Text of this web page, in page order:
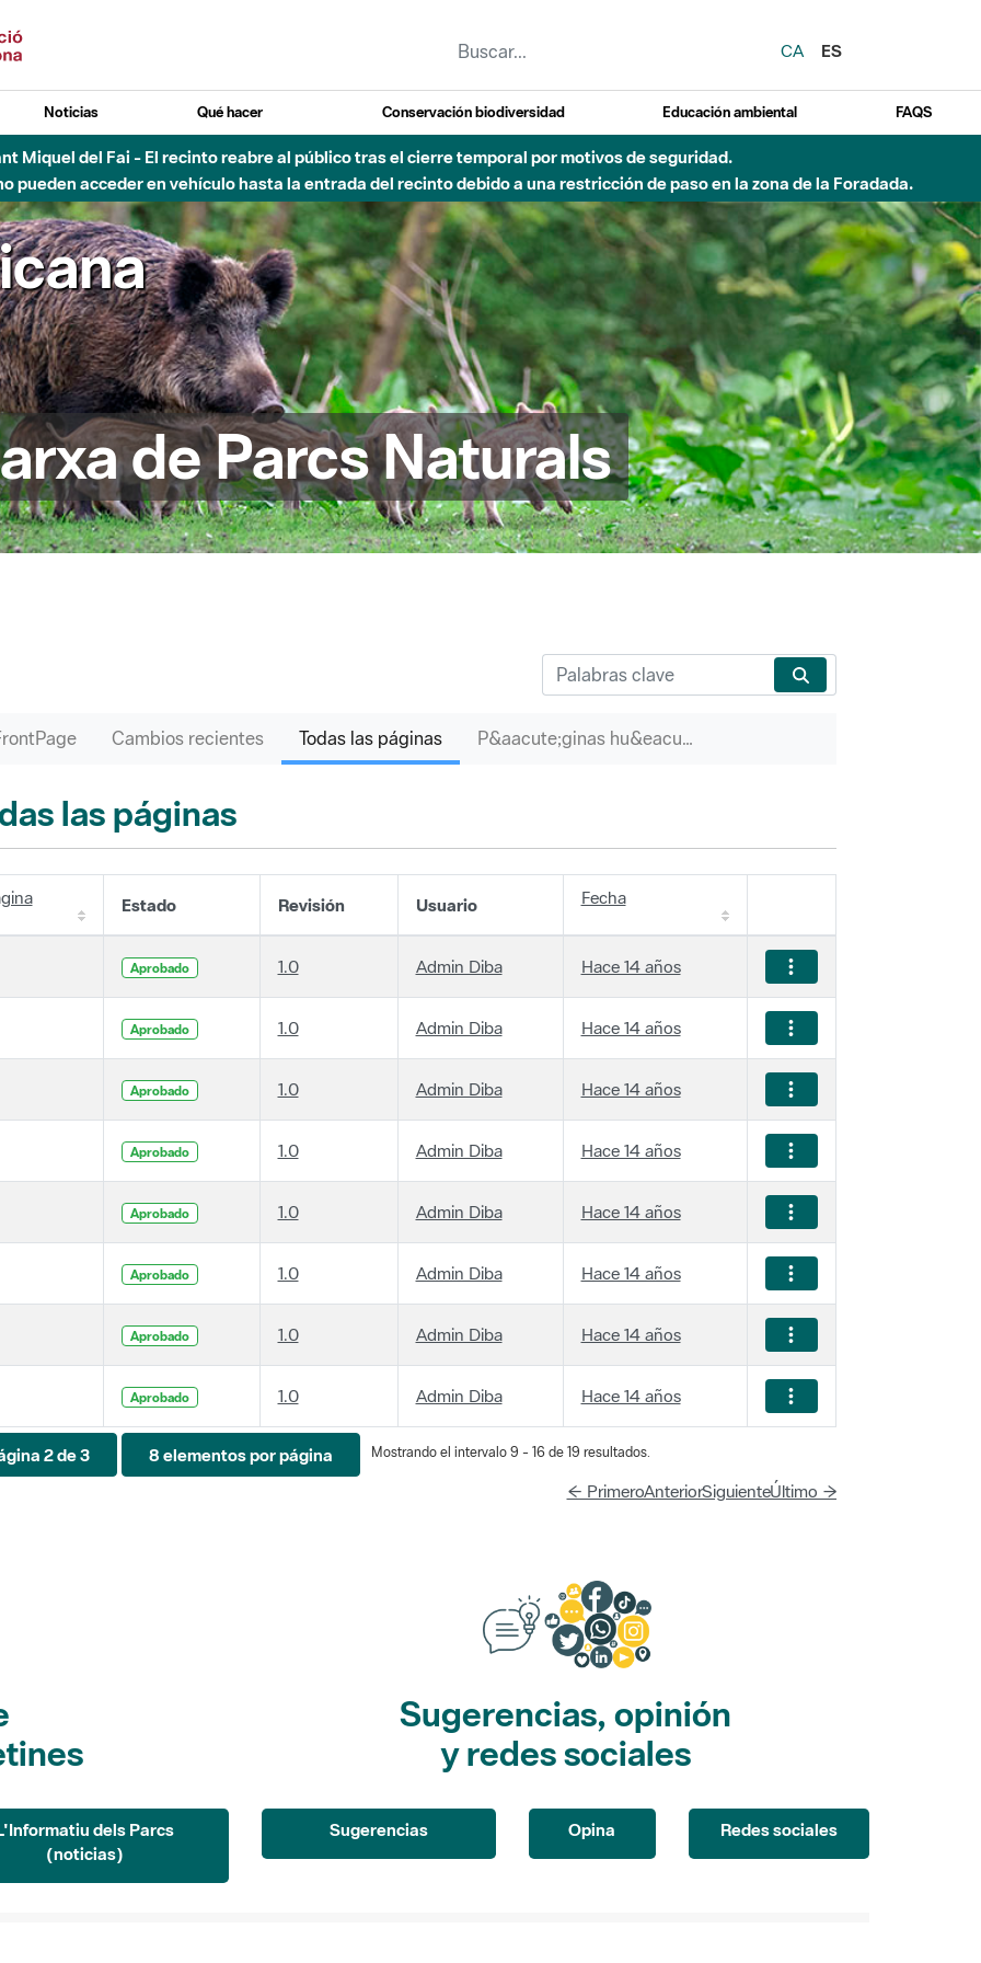
CA
ES
Noticias Qué hacer Conservación biodiversidad Educación ambiental FAQS
Miquel del Fai - El recinto reabre al público tras el cierre temporal por motivos de seguridad.
pueden acceder en vehículo hasta la entrada del recinto debido a una restricción de paso en la zona de la Foradada.
de Parcs Naturals
Cambios recientes Todas las páginas P&aacute;ginas hu&eacute;rfanas
las páginas
Estado Revisión Usuario Fecha
Aprobado 1.0 Admin Diba Hace 14 años
Aprobado 1.0 Admin Diba Hace 14 años
Aprobado 1.0 Admin Diba Hace 14 años
Aprobado 1.0 Admin Diba Hace 14 años
Aprobado 1.0 Admin Diba Hace 14 años
Aprobado 1.0 Admin Diba Hace 14 años
Aprobado 1.0 Admin Diba Hace 14 años
Aprobado 1.0 Admin Diba Hace 14 años
2 de 3 8 elementos por página Mostrando el intervalo 9 - 16 de 19 resultados.
← PrimeroAnteriorSiguienteÚltimo →
dels Parcs
(noticias)
Sugerencias, opinión
y redes sociales
Sugerencias Opina Redes sociales